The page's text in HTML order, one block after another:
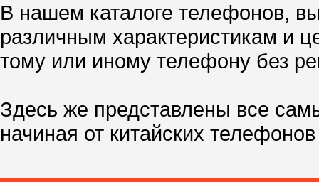
В нашем каталоге телефонов,
различным характеристикам и
тому или иному телефону без
Здесь же представлены все
начиная от китайских